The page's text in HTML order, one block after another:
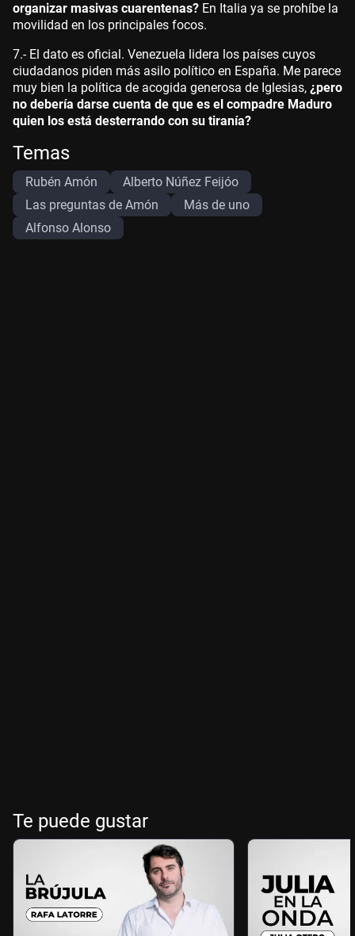
organizar masivas cuarentenas? En Italia ya se prohíbe la
movilidad en los principales focos.
7.- El dato es oficial. Venezuela lidera los países cuyos
ciudadanos piden más asilo político en España. Me parece
muy bien la política de acogida generosa de Iglesias, ¿pero
no debería darse cuenta de que es el compadre Maduro
quien los está desterrando con su tiranía?
Temas
Rubén Amón
Alberto Núñez Feijóo
Las preguntas de Amón
Más de uno
Alfonso Alonso
Te puede gustar